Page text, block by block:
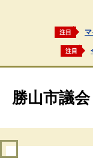
注目
注目
勝山市議会